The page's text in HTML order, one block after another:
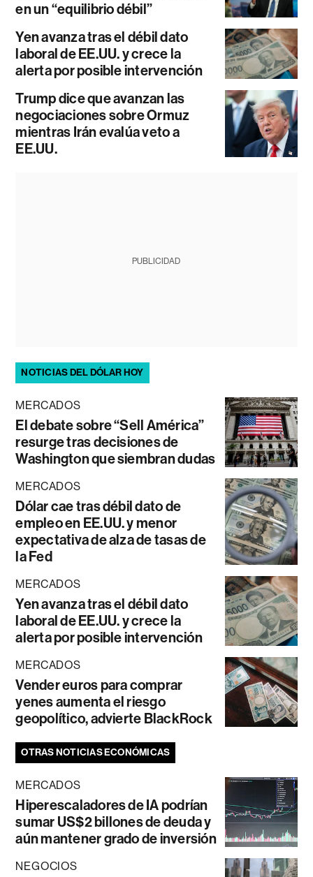
en un “equilibrio débil”
Yen avanza tras el débil dato
laboral de EE.UU. y crece la
alerta por posible intervención
Trump dice que avanzan las
negociaciones sobre Ormuz
mientras Irán evalúa veto a
EE.UU.
PUBLICIDAD
NOTICIAS DEL DÓLAR HOY
MERCADOS
El debate sobre “Sell América”
resurge tras decisiones de
Washington que siembran dudas
MERCADOS
Dólar cae tras débil dato de
empleo en EE.UU. y menor
expectativa de alza de tasas de
la Fed
MERCADOS
Yen avanza tras el débil dato
laboral de EE.UU. y crece la
alerta por posible intervención
MERCADOS
Vender euros para comprar
yenes aumenta el riesgo
geopolítico, advierte BlackRock
OTRAS NOTICIAS ECONÓMICAS
MERCADOS
Hiperescaladores de IA podrían
sumar US$2 billones de deuda y
aún mantener grado de inversión
NEGOCIOS